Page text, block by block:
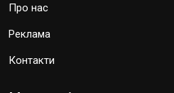
Про нас
Реклама
Контакти